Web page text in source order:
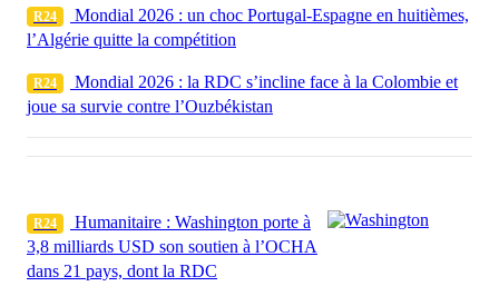
R24
Mondial 2026 : un choc Portugal-Espagne en huitièmes,
l’Algérie quitte la compétition
R24
Mondial 2026 : la RDC s’incline face à la Colombie et
joue sa survie contre l’Ouzbékistan
R24
Humanitaire : Washington porte à
3,8 milliards USD son soutien à l’OCHA
dans 21 pays, dont la RDC